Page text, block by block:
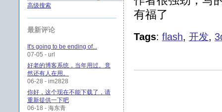
有福了
Tags: flash, 开发,
高级搜索
最新评论
It's going to be ending of...
07-05 - url
好老的博客系统，当年用过。竟
然还有人在用。
06-28 - im2828
你好，这个现在不能下载了，请
重新提供一下吧
06-18 - 海东青